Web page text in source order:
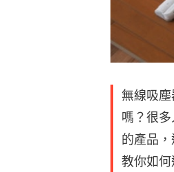
無線吸
嗎？很
的產品
教你如何